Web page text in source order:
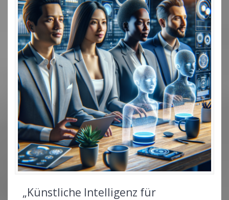
„Künstliche Intelligenz für